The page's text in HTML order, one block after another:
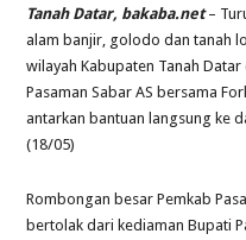
Tanah Datar, bakaba.net–
alam banjir, golodo dan tanah
wilayah Kabupaten Tanah
Pasaman Sabar AS bersama
antarkan bantuan langsung ke
(18/05)
Rombongan besar Pemkab
bertolak dari kediaman Bupati